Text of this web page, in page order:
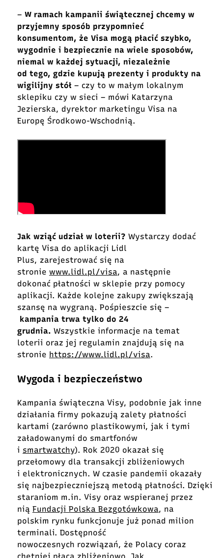
– W ramach kampanii świątecznej chcemy w
przyjemny sposób przypomnieć
konsumentom, że Visa mogą płacić szybko,
wygodnie i bezpiecznie na wiele sposobów,
niemal w każdej sytuacji, niezależnie
od tego, gdzie kupują prezenty i produkty na
wigilijny stół – czy to w małym lokalnym
sklepiku czy w sieci – mówi Katarzyna
Jezierska, dyrektor marketingu Visa na
Europę Środkowo-Wschodnią.
Jak wziąć udział w loterii? Wystarczy dodać
kartę Visa do aplikacji Lidl
Plus, zarejestrować się na
stronie www.lidl.pl/visa, a następnie
dokonać płatności w sklepie przy pomocy
aplikacji. Każde kolejne zakupy zwiększają
szansę na wygraną. Pośpieszcie się –
kampania trwa tylko do 24
grudnia. Wszystkie informacje na temat
loterii oraz jej regulamin znajdują się na
stronie https://www.lidl.pl/visa.
Wygoda i bezpieczeństwo
Kampania świąteczna Visy, podobnie jak inne
działania firmy pokazują zalety płatności
kartami (zarówno plastikowymi, jak i tymi
załadowanymi do smartfonów
i smartwatchy). Rok 2020 okazał się
przełomowy dla transakcji zbliżeniowych
i elektronicznych. W czasie pandemii okazały
się najbezpieczniejszą metodą płatności. Dzięki
staraniom m.in. Visy oraz wspieranej przez
nią Fundacji Polska Bezgotówkowa, na
polskim rynku funkcjonuje już ponad milion
terminali. Dostępność
nowoczesnych rozwiązań, że Polacy coraz
chętniej płacą zbliżeniowo. Jak